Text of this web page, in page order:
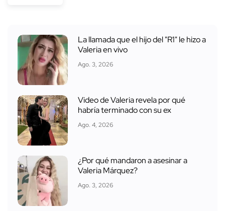
La llamada que el hijo del "R1" le hizo a
Valeria en vivo
Ago. 3, 2026
Video de Valeria revela por qué
habría terminado con su ex
Ago. 4, 2026
¿Por qué mandaron a asesinar a
Valeria Márquez?
Ago. 3, 2026